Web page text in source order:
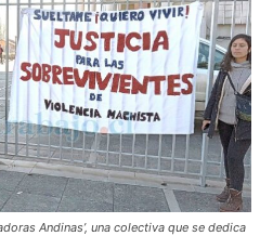
Andinas’, una colectiva que se dedica